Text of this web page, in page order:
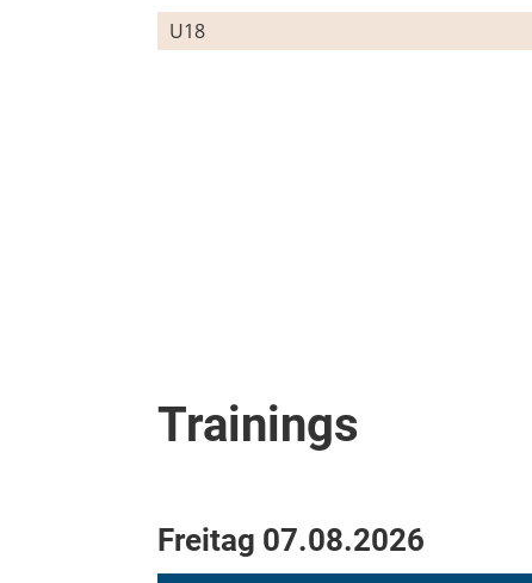
U18
Trainings
Freitag 07.08.2026